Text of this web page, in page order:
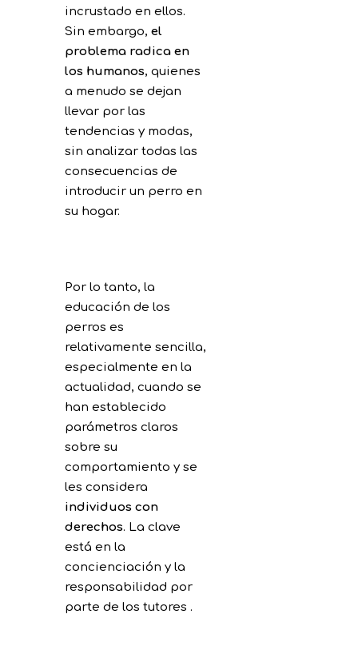
incrustado en ellos.
Sin embargo, el
problema radica en
los humanos, quienes
a menudo se dejan
llevar por las
tendencias y modas,
sin analizar todas las
consecuencias de
introducir un perro en
su hogar.
Por lo tanto, la
educación de los
perros es
relativamente sencilla,
especialmente en la
actualidad, cuando se
han establecido
parámetros claros
sobre su
comportamiento y se
les considera
individuos con
derechos. La clave
está en la
concienciación y la
responsabilidad por
parte de los tutores .